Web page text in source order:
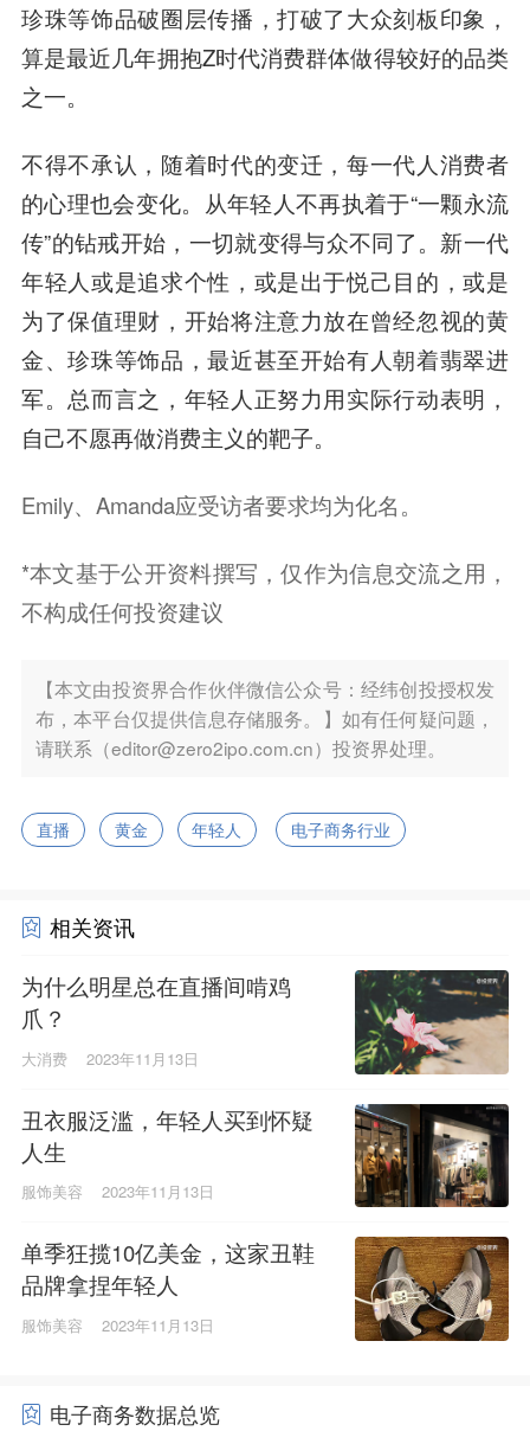
珍珠等饰品破圈层传播，打破了大众刻板印象，
算是最近几年拥抱Z时代消费群体做得较好的品类
之一。
不得不承认，随着时代的变迁，每一代人消费者
的心理也会变化。从年轻人不再执着于“一颗永流
传”的钻戒开始，一切就变得与众不同了。新一代
年轻人或是追求个性，或是出于悦己目的，或是
为了保值理财，开始将注意力放在曾经忽视的黄
金、珍珠等饰品，最近甚至开始有人朝着翡翠进
军。总而言之，年轻人正努力用实际行动表明，
自己不愿再做消费主义的靶子。
Emily、Amanda应受访者要求均为化名。
*本文基于公开资料撰写，仅作为信息交流之用，
不构成任何投资建议
【本文由投资界合作伙伴微信公众号：经纬创投授权发
布，本平台仅提供信息存储服务。】如有任何疑问题，
请联系（editor@zero2ipo.com.cn）投资界处理。
直播 黄金 年轻人 电子商务行业
相关资讯
为什么明星总在直播间啃鸡
爪？
大消费 2023年11月13日
丑衣服泛滥，年轻人买到怀疑
人生
服饰美容 2023年11月13日
单季狂揽10亿美金，这家丑鞋
品牌拿捏年轻人
服饰美容 2023年11月13日
电子商务数据总览